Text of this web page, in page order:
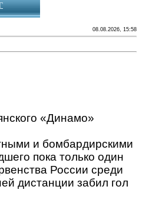
08.08.2026, 15:58
«Динамо»
и бомбардирскими
пока только один
России среди
дистанции забил гол